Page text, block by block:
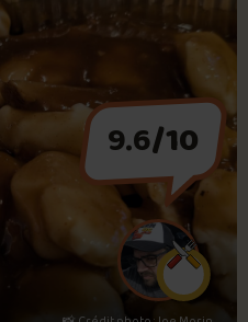
Forfaits
Foire aux questions
Me connecter